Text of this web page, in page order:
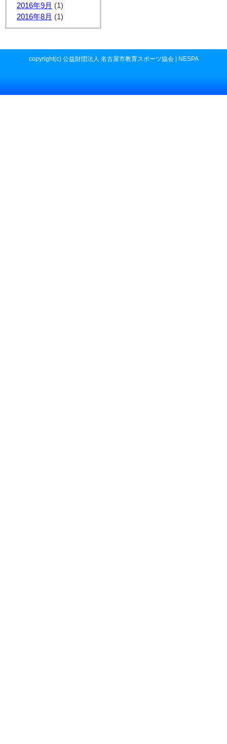
2016年9月 (1)
2016年8月 (1)
copyright(c) 公益財団法人 名古屋市教育スポーツ協会 | NESPA